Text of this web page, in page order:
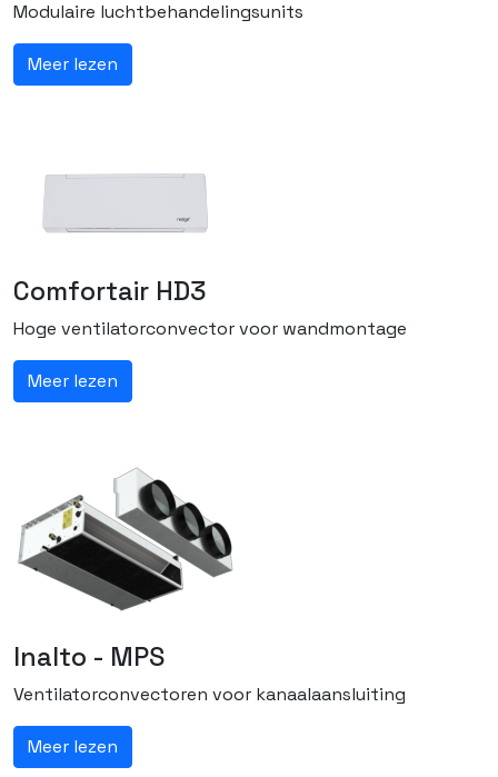
Modulaire luchtbehandelingsunits
Meer lezen
Comfortair HD3
Hoge ventilatorconvector voor wandmontage
Meer lezen
Inalto - MPS
Ventilatorconvectoren voor kanaalaansluiting
Meer lezen